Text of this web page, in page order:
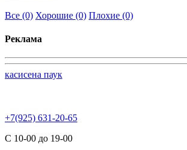
Все (0) Хорошие (0) Плохие (0)
Реклама
касисена паук
+7(925) 631-20-65
С 10-00 до 19-00